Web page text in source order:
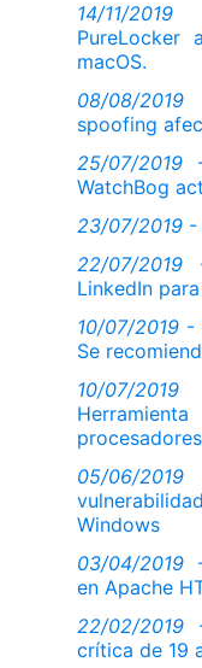
14/11/2019 -
PureLocker
macOS.
08/08/2019
spoofing
25/07/2019
WatchBog
23/07/2019 -
22/07/2019
LinkedIn
10/07/2019 -
Se
10/07/2019
05/06/2019
Windows
03/04/2019
en Apache
22/02/2019
crítica de 19